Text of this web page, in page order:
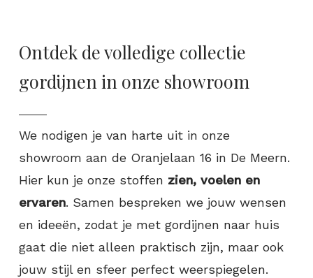
Ontdek de volledige collectie
gordijnen in onze showroom
We nodigen je van harte uit in onze
showroom aan de Oranjelaan 16 in De Meern.
Hier kun je onze stoffen zien, voelen en
ervaren. Samen bespreken we jouw wensen
en ideeën, zodat je met gordijnen naar huis
gaat die niet alleen praktisch zijn, maar ook
jouw stijl en sfeer perfect weerspiegelen.